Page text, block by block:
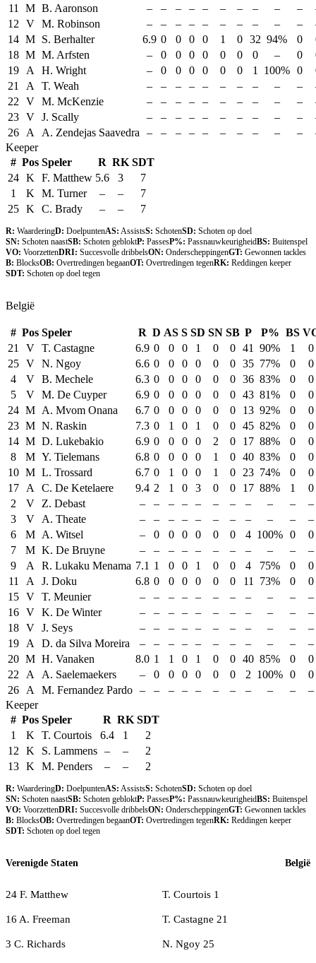
11
M B. Aaronson – – – – – – – – – –
12
V M. Robinson – – – – – – – – – –
14 M S. Berhalter 6.9 0 0 0 0 1 0 32 94% 0
18 M M. Arfsten – 0 0 0 0 0 0 0 – 0
19
A H. Wright – 0 0 0 0 0 0 1 100% 0
21
A T. Weah – – – – – – – – – –
22
V M. McKenzie – – – – – – – – – –
23 V J. Scally – – – – – – – – – –
26
A A. Zendejas Saavedra – – – – – – – – – –
Keeper
# Pos Speler R RK SDT
24 K F. Matthew 5.6 3
7
1
K M. Turner – –
7
25 K C. Brady – – 7
R: WaarderingD: DoelpuntenAS: AssistsS: SchotenSD: Schoten op doel
SN: Schoten naastSB: Schoten gebloktP: PassesP%: PassnauwkeurigheidBS: Buitenspel
VO: VoorzettenDRI: Succesvolle dribbelsON: OnderscheppingenGT: Gewonnen tackles
B: BlocksOB: Overtredingen begaanOT: Overtredingen tegenRK: Reddingen keeper
SDT: Schoten op doel tegen
België
# Pos Speler R D AS S SD SN SB P P% BS
21
V T. Castagne 6.9 0 0 0 1 0 0 41 90% 1
0
25 V N. Ngoy 6.6 0 0 0 0 0 0 35 77% 0
0
4
V B. Mechele 6.3 0 0 0 0 0 0 36 83% 0
0
5
V M. De Cuyper 6.9 0 0 0 0 0 0 43 81% 0
0
24 M A. Mvom Onana 6.7 0 0 0 0 0 0 13 92% 0
0
23 M N. Raskin 7.3 0 1 0 1 0 0 45 82% 0
0
14 M D. Lukebakio 6.9 0 0 0 0 2 0 17 88% 0
0
8
M Y. Tielemans 6.8 0 0 0 0 1 0 40 83% 0
0
10 M L. Trossard 6.7 0 1 0 0 1 0 23 74% 0
0
17
A C. De Ketelaere 9.4 2 1 0 3 0 0 17 88% 1
0
2
V Z. Debast – – – – – – – – – –
–
3
V A. Theate – – – – – – – – – –
–
6
M A. Witsel – 0 0 0 0 0 0 4 100% 0
0
7
M K. De Bruyne – – – – – – – – – –
–
9
A R. Lukaku Menama 7.1 1 0 0 1 0 0 4 75% 0
0
11
A J. Doku 6.8 0 0 0 0 0 0 11 73% 0
0
15 V T. Meunier – – – – – – – – – –
–
16 V K. De Winter – – – – – – – – – –
–
18 V J. Seys – – – – – – – – – –
–
19
A D. da Silva Moreira – – – – – – – – – –
–
20 M H. Vanaken 8.0 1 1 0 1 0 0 40 85% 0
0
22
A A. Saelemaekers – 0 0 0 0 0 0 2 100% 0
0
26
A M. Fernandez Pardo – – – – – – – – – –
–
Keeper
# Pos Speler R RK SDT
1
K T. Courtois 6.4 1
2
12
K S. Lammens – –
2
13 K M. Penders – – 2
R: WaarderingD: DoelpuntenAS: AssistsS: SchotenSD: Schoten op doel
SN: Schoten naastSB: Schoten gebloktP: PassesP%: PassnauwkeurigheidBS: Buitenspel
VO: VoorzettenDRI: Succesvolle dribbelsON: OnderscheppingenGT: Gewonnen tackles
B: BlocksOB: Overtredingen begaanOT: Overtredingen tegenRK: Reddingen keeper
SDT: Schoten op doel tegen
Verenigde Staten België
24 F. Matthew T. Courtois 1
16 A. Freeman T. Castagne 21
3 C. Richards N. Ngoy 25